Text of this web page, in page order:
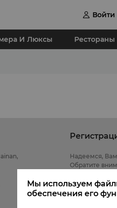
 Войти
И Люксы Рестораны
Надеемся,
Обратите
Check-in: 3pm
Check-out:
Мы используем
обеспечения его